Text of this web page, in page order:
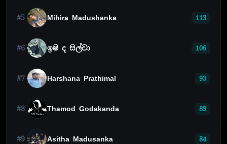
#5 Mihira Madushanka 113
#6 ඉෂි ද සිල්වා 106
#7 Harshana Prathimal 93
#8 Thamod Godakanda 89
#9 Asitha Madusanka 84